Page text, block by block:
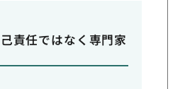
責任ではなく専門家